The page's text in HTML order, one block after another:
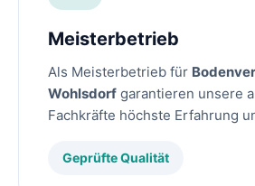
Meisterbetrieb
Als Meisterbetrieb für
Wohlsdorf garantieren unsere
Fachkräfte höchste Erfahrung
Geprüfte Qualität